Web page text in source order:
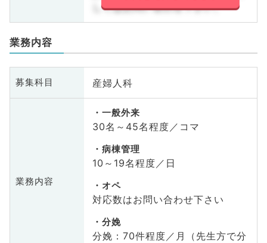
しくはお問い合わせ下さい。
業務内容
募集科目 産婦人科
業務内容
一般外来
30名～45名程度／コマ
病棟管理
10～19名程度／日
オペ
対応数はお問い合わせ下さい
分娩
分娩：70件程度／月（先生方で分